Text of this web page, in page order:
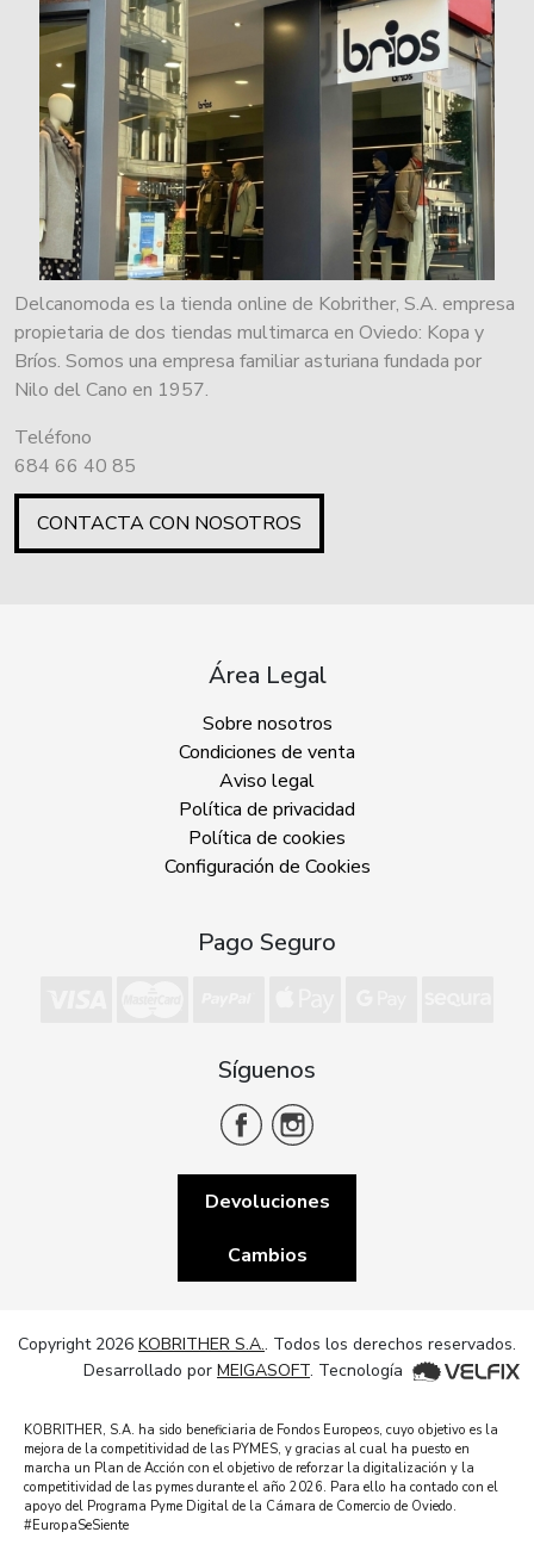
Delcanomoda es la tienda online de Kobrither, S.A. empresa
propietaria de dos tiendas multimarca en Oviedo: Kopa y
Bríos. Somos una empresa familiar asturiana fundada por
Nilo del Cano en 1957.
Teléfono
684 66 40 85
CONTACTA CON NOSOTROS
Área Legal
Sobre nosotros
Condiciones de venta
Aviso legal
Política de privacidad
Política de cookies
Configuración de Cookies
Pago Seguro
Síguenos
Devoluciones
Cambios
Copyright 2026 KOBRITHER S.A.. Todos los derechos reservados.
Desarrollado por MEIGASOFT. Tecnología
KOBRITHER, S.A. ha sido beneficiaria de Fondos Europeos, cuyo objetivo es la
mejora de la competitividad de las PYMES, y gracias al cual ha puesto en
marcha un Plan de Acción con el objetivo de reforzar la digitalización y la
competitividad de las pymes durante el año 2026. Para ello ha contado con el
apoyo del Programa Pyme Digital de la Cámara de Comercio de Oviedo.
#EuropaSeSiente